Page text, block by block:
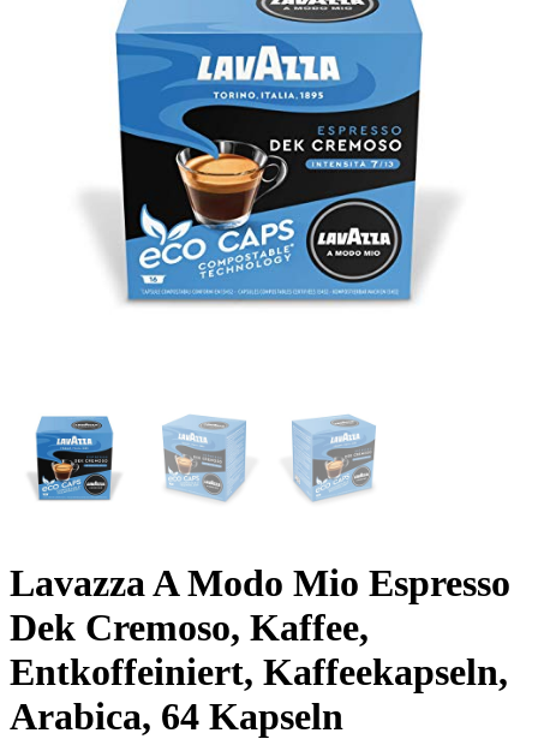
Lavazza A Modo Mio Espresso
Dek Cremoso, Kaffee,
Entkoffeiniert, Kaffeekapseln,
Arabica, 64 Kapseln